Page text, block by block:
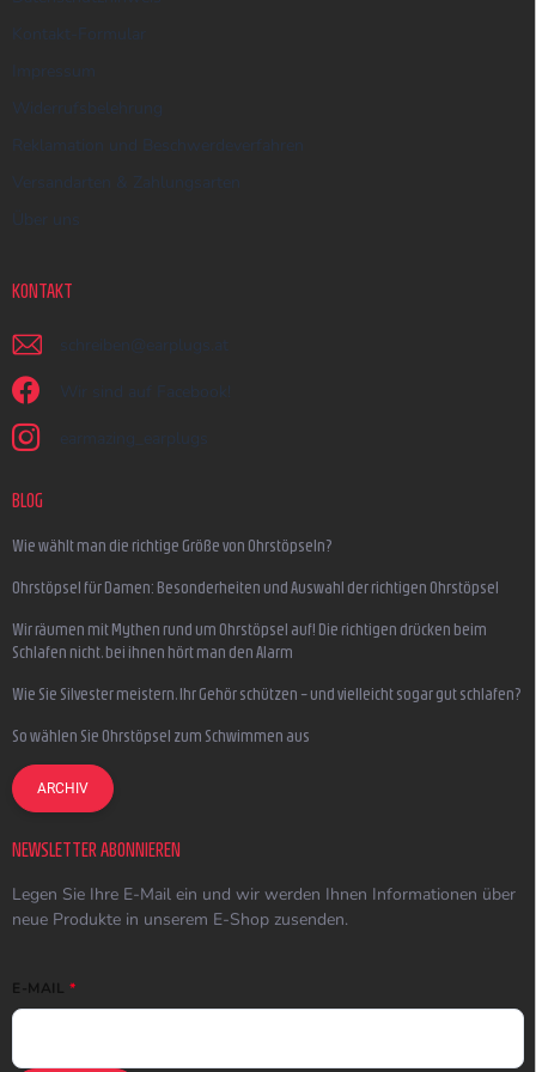
Kontakt-Formular
Impressum
Widerrufsbelehrung
Reklamation und Beschwerdeverfahren
Versandarten & Zahlungsarten
Über uns
KONTAKT
schreiben @ earplugs.at
Wir sind auf Facebook!
earmazing_earplugs
BLOG
Wie wählt man die richtige Größe von Ohrstöpseln?
Ohrstöpsel für Damen: Besonderheiten und Auswahl der richtigen Ohrstöpsel
Wir räumen mit Mythen rund um Ohrstöpsel auf! Die richtigen drücken beim
Schlafen nicht, bei ihnen hört man den Alarm
Wie Sie Silvester meistern, Ihr Gehör schützen – und vielleicht sogar gut schlafen?
So wählen Sie Ohrstöpsel zum Schwimmen aus
ARCHIV
NEWSLETTER ABONNIEREN
Legen Sie Ihre E-Mail ein und wir werden Ihnen Informationen über
neue Produkte in unserem E-Shop zusenden.
E-MAIL